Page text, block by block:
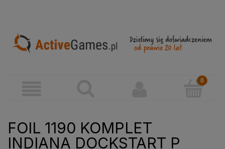
FOIL 1190 KOMPLET
INDIANA DOCKSTART P